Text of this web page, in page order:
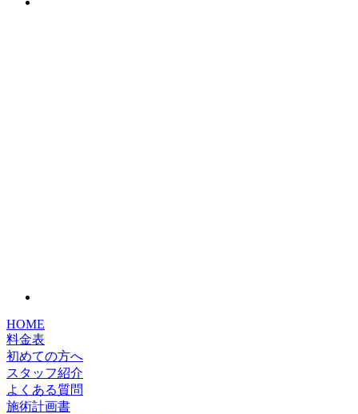
HOME
料金表
初めての方へ
スタッフ紹介
よくある質問
施術計画書